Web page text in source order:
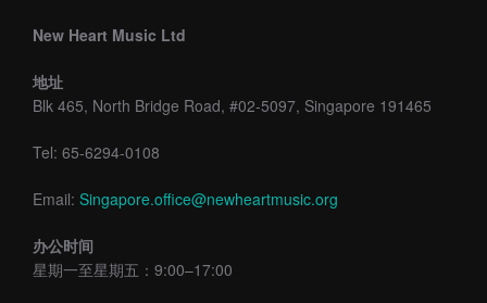
New Heart Music Ltd
地址
Blk 465, North Bridge Road, #02-5097, Singapore 191465
Tel: 65-6294-0108
Email: Singapore.office@newheartmusic.org
办公时间
星期一至星期五：9:00–17:00